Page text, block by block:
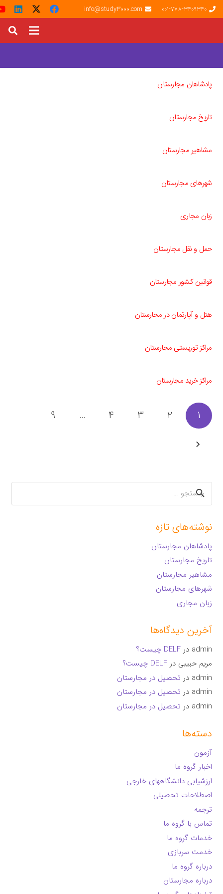
001-778-3409340
info@study3000.com
پادشاهان مجارستان
تاریخ مجارستان
مشاهیر مجارستان
شهرهای مجارستان
زبان مجاری
حمل و نقل مجارستان
قوانین کشور مجارستان
هتل و آپارتمان در مجارستان
مراکز توریستی مجارستان
مراكز خريد مجارستان
1
2
3
4
…
9
جستجو
برای:
نوشته‌های تازه
پادشاهان مجارستان
تاریخ مجارستان
مشاهیر مجارستان
شهرهای مجارستان
زبان مجاری
آخرین دیدگاه‌ها
admin درDELF چیست؟
مریم حبیبی درDELF چیست؟
admin در تحصیل در مجارستان
admin در تحصیل در مجارستان
admin در تحصیل در مجارستان
دسته‌ها
آزمون
اخبار گروه ما
ارزشیابی دانشگاههای خارجی
اصطلاحات تحصیلی
ترجمه
تماس با گروه ما
خدمات گروه ما
خدمت سربازی
درباره گروه ما
درباره مجارستان